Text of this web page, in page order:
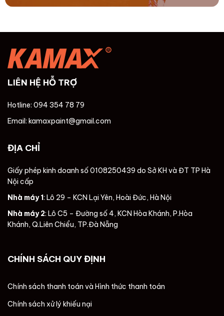
LIÊN HỆ HỖ TRỢ
Hotline: 094 354 78 79
Email: kamaxpaint@gmail.com
ĐỊA CHỈ
Giấy phép kinh doanh số 0108250439 do Sở KH và ĐT TP Hà
Nội cấp
Nhà máy 1: Lô 29 – KCN Lại Yên, Hoài Đức, Hà Nội
Nhà máy 2: Lô C5 – Đường số 4, KCN Hòa Khánh, P.Hòa
Khánh, Q.Liên Chiểu, TP.Đà Nẵng
CHÍNH SÁCH QUY ĐỊNH
Chính sách thanh toán và Hình thức thanh toán
Chính sách xử lý khiếu nại